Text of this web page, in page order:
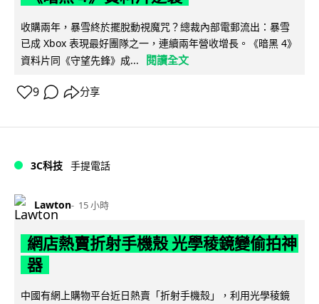
收購兩年，暴雪終於擺脫動視魔咒？總裁內部電郵流出：暴雪
已成 Xbox 表現最好團隊之一，連續兩年營收增長。《暗黑 4》
資料片同《守望先鋒》成...
閱讀全文
9 分享
3C科技 手提電話
Lawton 15 小時
網店熱賣折射手機殼 光學稜鏡變偷拍神
器
中國有網上購物平台近日熱賣「折射手機殼」，利用光學稜鏡